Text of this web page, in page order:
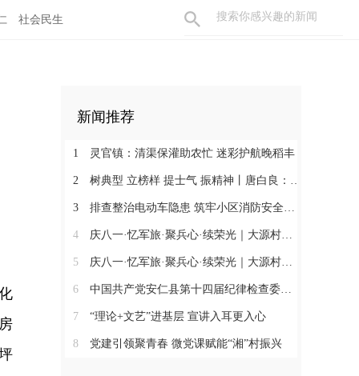
社会民生
新闻推荐
1 灵官镇：清渠保灌助农忙 迷彩护航晚稻丰
2 树典型 立榜样 提士气 振精神丨唐白良：三十载丹心映党徽 一腔热血暖万家
3 排查整治电动车隐患 筑牢小区消防安全防线
4 庆八一·忆军旅·聚兵心·续荣光｜大源村退役军人共话初心
5 庆八一·忆军旅·聚兵心·续荣光｜大源村退役军人共话初心
6 中国共产党安仁县第十四届纪律检查委员会召开第一次全体会议
7 “理论+文艺”进基层 宣讲入耳更入心
8 党建引领聚青春 微党课赋能“湘”村振兴